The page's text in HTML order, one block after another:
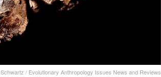
/ Evolutionary Anthropology Issues News and Reviews